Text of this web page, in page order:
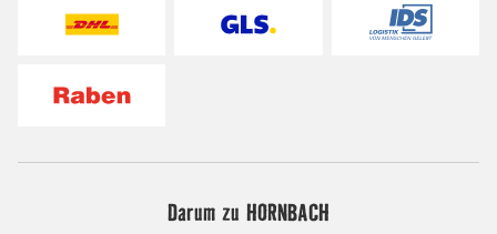
Darum zu HORNBACH